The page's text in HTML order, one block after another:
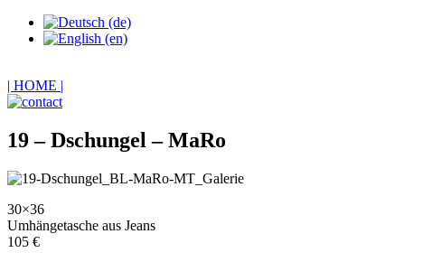
| HOME |
19 – Dschungel – MaRo
30×36
Umhängetasche aus Jeans
105 €